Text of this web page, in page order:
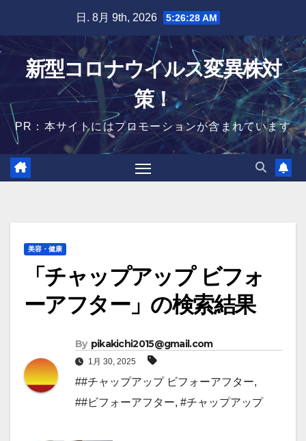
content
日. 8月 9th, 2026 5:26:29 AM
新型コロナウイルス変異株対
策！
PR：本サイトにはプロモーションが含まれています
美容・健康
「チャップアップ ビフォ
ーアフター」の検索結果
By pikakichi2015@gmail.com
1月 30, 2025
##チャップアップ ビフォーアフター,
##ビフォーアフター, #チャップアップ